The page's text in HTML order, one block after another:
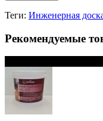
Теги: Инженерная
Рекомендуемые